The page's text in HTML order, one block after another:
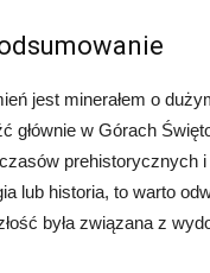
jest minerałem o
głównie w Górach
prehistorycznych
lub historia, to warto
była związana z